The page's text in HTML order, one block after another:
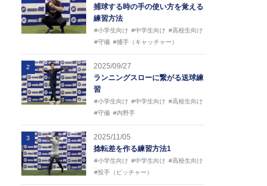
捕球する時の手の使い方を覚える
練習方法
#小学生向け #中学生向け #高校生向け
#守備 #捕手（キャッチャー）
2
2025/09/27
ランニングスローに繋がる送球練
習
#小学生向け #中学生向け #高校生向け
#守備 #内野手
3
2025/11/05
捻転差を作る練習方法1
#小学生向け #中学生向け #高校生向け
#投手（ピッチャー）